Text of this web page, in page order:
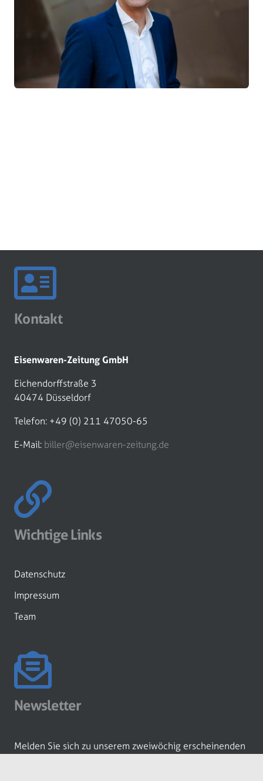
Kontakt
Eisenwaren-Zeitung GmbH
Eichendorffstraße 3
40474 Düsseldorf
Telefon: +49 (0) 211 47050-65
E-Mail: biller@eisenwaren-zeitung.de
Wichtige Links
Datenschutz
Impressum
Team
Newsletter
Melden Sie sich zu unserem zweiwöchig erscheinenden